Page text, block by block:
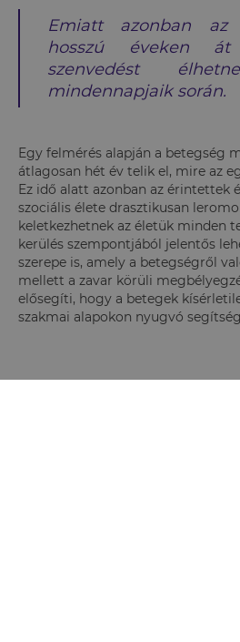
Emiatt azonban az
hosszú éveken át
szenvedést
mindennapjaik során.
Egy felmérés alapján a betegség
átlagosan hét év telik el, mire az
Ez idő alatt azonban az érintettek
szociális élete drasztikusan
keletkezhetnek az életük minden
kerülés szempontjából jelentős
szerepe is, amely a betegségről
mellett a zavar körüli
elősegíti, hogy a betegek
szakmai alapokon nyugvó